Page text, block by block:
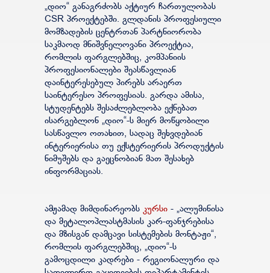
„დიო“ განაგრძობს აქტიურ ჩართულობას
CSR პროექტებში. გლდანის პროფესიული
მომზადების ცენტრთან პარტნიორობა
საკმაოდ მნიშვნელოვანი პროექტია,
რომლის ფარგლებშიც, კომპანიის
პროფესიონალები შეასწავლიან
დაინტერესებულ პირებს არაერთ
საინტერესო პროფესიას. გარდა ამისა,
სტუდენტებს შესაძლებლობა ექნებათ
ისარგებლონ „დიო“-ს მიერ მოწყობილი
სასწავლო ოთახით, სადაც შეხვდებიან
ინტერიერისა თუ ექსტერიერის პროდუქტის
ნიმუშებს და გაეცნობიან მათ შესახებ
ინფორმაციას.
ამჟამად მიმდინარეობს კურსი - „ალუმინისა
და მეტალოპლასტმასის კარ-ფანჯრებისა
და მზისგან დამცავი სისტემების მონტაჟი“,
რომლის ფარგლებშიც, „დიო“-ს
გამოცდილი კადრები - რეგიონალური და